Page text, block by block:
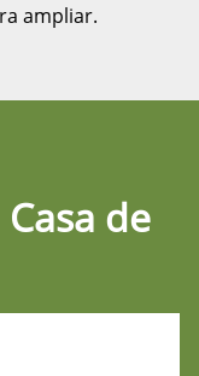
ampliar.
de